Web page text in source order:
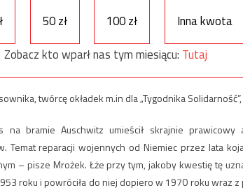
50 zł 100 zł
Inna kwota
Zobacz kto wparł nas tym miesiącu: Tutaj
twórcę okładek m.in dla „Tygodnika
na bramie Auschwitz umieścił skrajnie
Temat reparacji wojennych od Niemiec przez lata
– pisze Mrożek. Łże przy tym, jakoby kwestię tę
roku i powróciła do niej dopiero w 1970 roku wraz